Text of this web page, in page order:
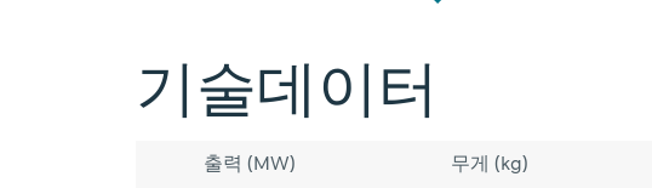
기술데이터
출력 (MW) 무게 (kg)